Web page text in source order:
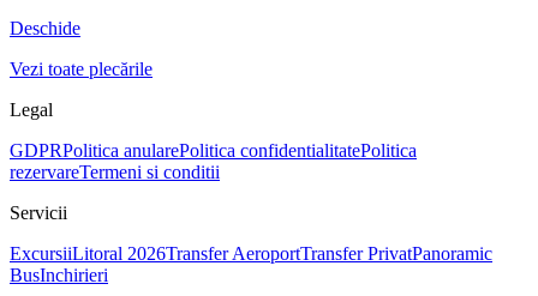
Deschide
Vezi toate plecările
Legal
GDPRPolitica anularePolitica confidentialitatePolitica
rezervareTermeni si conditii
Servicii
ExcursiiLitoral 2026Transfer AeroportTransfer PrivatPanoramic
BusInchirieri